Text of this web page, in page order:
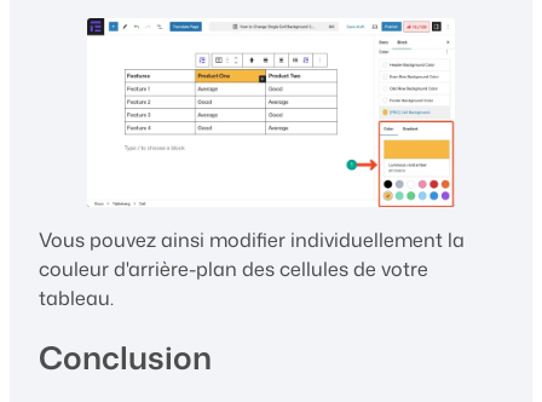
Vous pouvez ainsi modifier individuellement la
couleur d'arrière-plan des cellules de votre
tableau.
Conclusion